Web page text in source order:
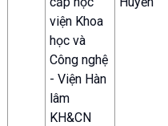
viện Khoa
học và
Công nghệ
- Viện Hàn
lâm
KH&CN